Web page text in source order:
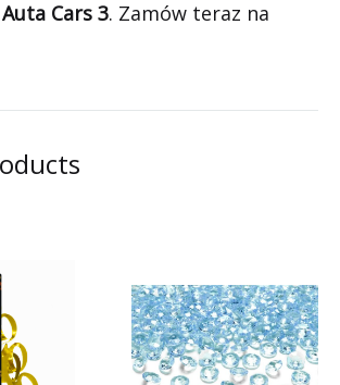
Cars 3. Zamów teraz na